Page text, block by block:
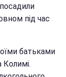
під час
батьками
Колимі.